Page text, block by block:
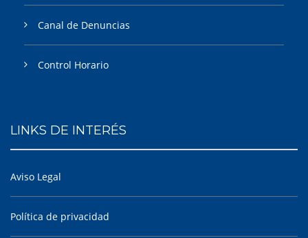
Canal de Denuncias
Control Horario
LINKS DE INTERÉS
Aviso Legal
Política de privacidad